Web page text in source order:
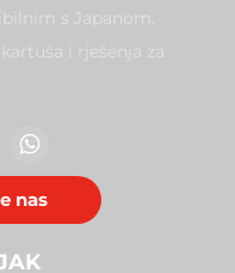
s Japanom.
i rješenja za
nas